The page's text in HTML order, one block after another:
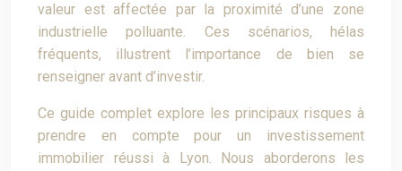
valeur est affectée par la proximité d’une zone
industrielle polluante. Ces scénarios, hélas
fréquents, illustrent l’importance de bien se
renseigner avant d’investir.
Ce guide complet explore les principaux risques à
prendre en compte pour un investissement
immobilier réussi à Lyon. Nous aborderons les